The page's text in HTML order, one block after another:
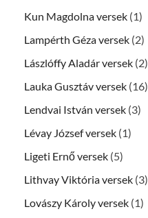
Kun Magdolna versek (1)
Lampérth Géza versek (2)
Lászlóffy Aladár versek (2)
Lauka Gusztáv versek (16)
Lendvai István versek (3)
Lévay József versek (1)
Ligeti Ernő versek (5)
Lithvay Viktória versek (3)
Lovászy Károly versek (1)